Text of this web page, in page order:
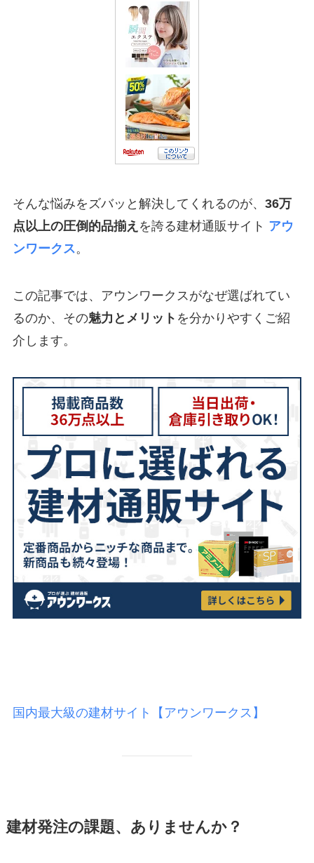
そんな悩みをズバッと解決してくれるのが、 36万
点以上の圧倒的品揃え を誇る建材通販サイト アウ
ンワークス 。
この記事では、アウンワークスがなぜ選ばれてい
るのか、その魅力とメリット を分かりやすくご紹
介します。
国内最大級の建材サイト【アウンワークス】
建材発注の課題、ありませんか？